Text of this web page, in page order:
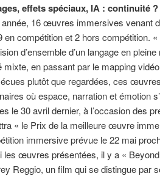
effets spéciaux, IA : continuité ?
16 œuvres immersives venant
en compétition et 2 hors compétition.
d’ensemble d’un langage en
mixte, en passant par le mapping
plutôt que regardées, ces
où espace, narration et émotion
le 30 avril dernier, à l’occasion des
« le Prix de la meilleure œuvre
immersive prévue le 22 mai
les œuvres présentées, il y a «
Reggio, un film qui se distingue par